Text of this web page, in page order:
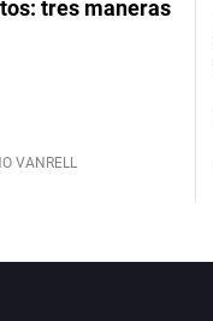
tres maneras
VANRELL